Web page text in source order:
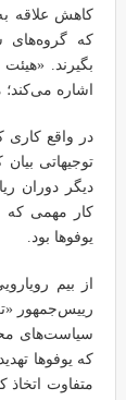
کاهش علاقه
که گروه‌های
بگیرند.
اشاره
در واقع کاری
توجیهاتی
دیگر دوران
کار مهمی که
یوفوها بود.
از بیم
رییس‌جمهور
سیاست‌های
که یوفوها
متفاوت